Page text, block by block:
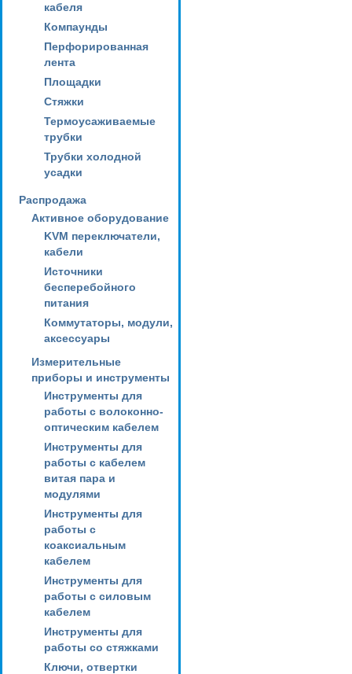
кабеля
Компаунды
Перфорированная
лента
Площадки
Стяжки
Термоусаживаемые
трубки
Трубки холодной
усадки
Распродажа
Активное оборудование
KVM переключатели,
кабели
Источники
бесперебойного
питания
Коммутаторы, модули,
аксессуары
Измерительные
приборы и инструменты
Инструменты для
работы с волоконно-
оптическим кабелем
Инструменты для
работы с кабелем
витая пара и
модулями
Инструменты для
работы с
коаксиальным
кабелем
Инструменты для
работы с силовым
кабелем
Инструменты для
работы со стяжками
Ключи, отвертки